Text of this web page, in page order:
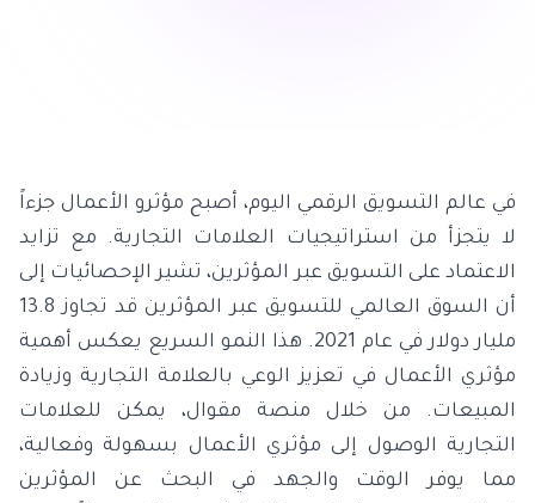
في عالم التسويق الرقمي اليوم، أصبح مؤثرو الأعمال جزءاً
لا يتجزأ من استراتيجيات العلامات التجارية. مع تزايد
الاعتماد على التسويق عبر المؤثرين، تشير الإحصائيات إلى
أن السوق العالمي للتسويق عبر المؤثرين قد تجاوز 13.8
مليار دولار في عام 2021. هذا النمو السريع يعكس أهمية
مؤثري الأعمال في تعزيز الوعي بالعلامة التجارية وزيادة
المبيعات. من خلال منصة مقوال، يمكن للعلامات
التجارية الوصول إلى مؤثري الأعمال بسهولة وفعالية،
مما يوفر الوقت والجهد في البحث عن المؤثرين